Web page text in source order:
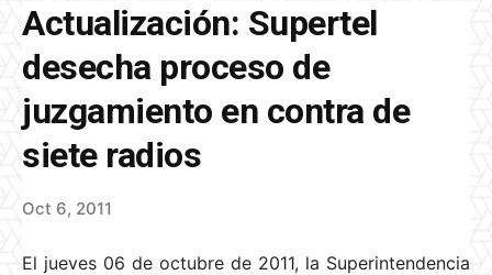
Actualización: Supertel
desecha proceso de
juzgamiento en contra de
siete radios
Oct 6, 2011
El jueves 06 de octubre de 2011, la Superintendencia